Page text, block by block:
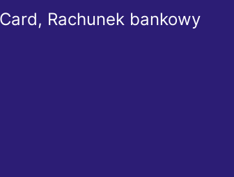
Rachunek bankowy